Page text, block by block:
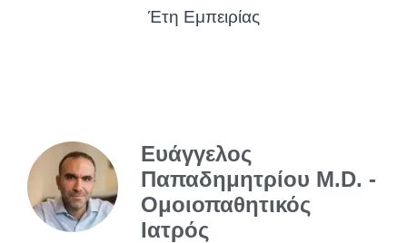
Έτη Εμπειρίας
Ευάγγελος
Παπαδημητρίου M.D. -
Ομοιοπαθητικός
Ιατρός